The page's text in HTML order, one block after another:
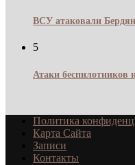
ВСУ атаковали
5
Атаки беспилотников
Политика
Карта Сайта
Записи
Контакты